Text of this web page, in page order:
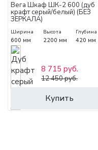
Вега Шкаф ШК-2 600 (дуб
крафт серый/белый) (БЕЗ
ЗЕРКАЛА)
Ширина
600 мм
Высота
2200 мм
Глубина
420 мм
Купить
8 715 руб.
12 450 руб.